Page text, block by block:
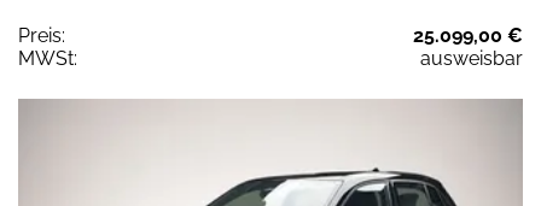
Preis:
25.099,00 €
MWSt:
ausweisbar